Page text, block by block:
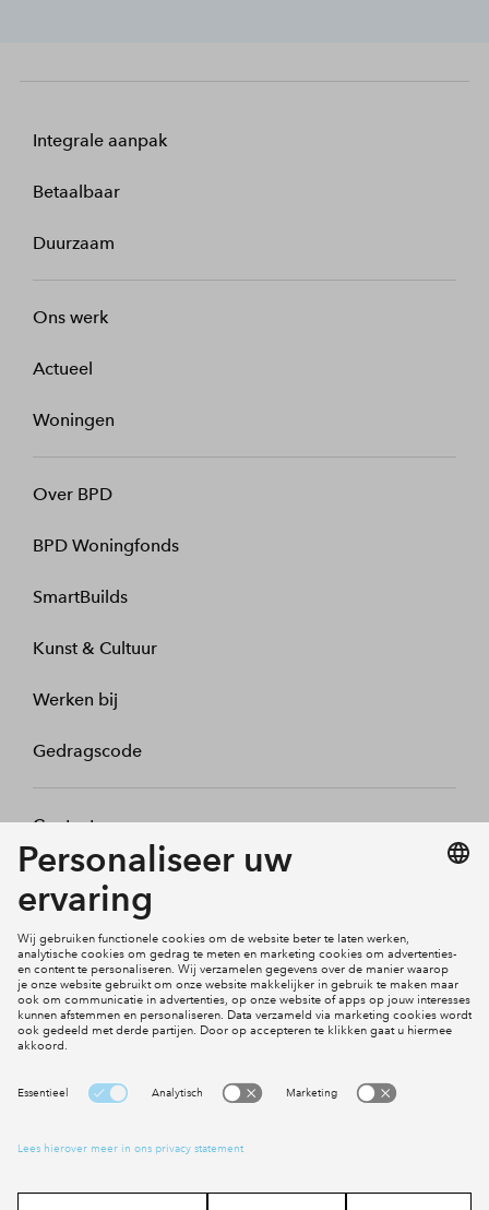
Integrale aanpak
Betaalbaar
Duurzaam
Ons werk
Actueel
Woningen
Over BPD
BPD Woningfonds
SmartBuilds
Kunst & Cultuur
Werken bij
Gedragscode
Contact
Mijn profiel
Social Media
Cookies